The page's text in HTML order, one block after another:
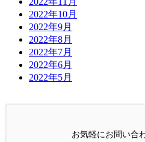
2022年10月
2022年9月
2022年8月
2022年7月
2022年6月
2022年5月
お気軽にお問い合